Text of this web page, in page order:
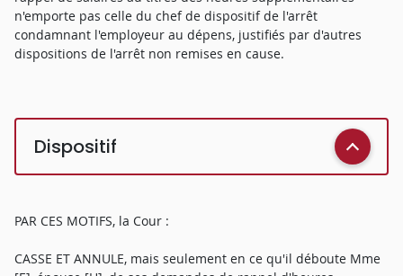
n'emporte pas celle du chef de dispositif de l'arrêt
condamnant l'employeur au dépens, justifiés par d'autres
dispositions de l'arrêt non remises en cause.
Dispositif
PAR CES MOTIFS, la Cour :
CASSE ET ANNULE, mais seulement en ce qu'il déboute Mme